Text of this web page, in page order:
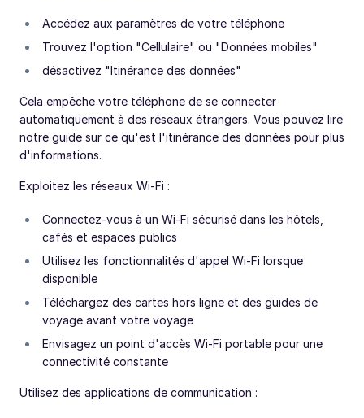
Accédez aux paramètres de votre téléphone
Trouvez l'option "Cellulaire" ou "Données mobiles"
désactivez "Itinérance des données"
Cela empêche votre téléphone de se connecter
automatiquement à des réseaux étrangers. Vous pouvez lire
notre guide sur ce qu'est l'itinérance des données pour plus
d'informations.
Exploitez les réseaux Wi-Fi :
Connectez-vous à un Wi-Fi sécurisé dans les hôtels,
cafés et espaces publics
Utilisez les fonctionnalités d'appel Wi-Fi lorsque
disponible
Téléchargez des cartes hors ligne et des guides de
voyage avant votre voyage
Envisagez un point d'accès Wi-Fi portable pour une
connectivité constante
Utilisez des applications de communication :